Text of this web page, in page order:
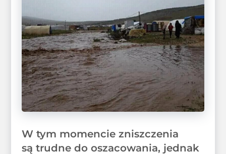
W tym momencie zniszczenia
są trudne do oszacowania, jednak